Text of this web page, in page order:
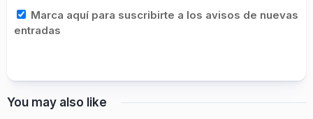
Marca aquí para suscribirte a los avisos de nuevas
entradas
You may also like